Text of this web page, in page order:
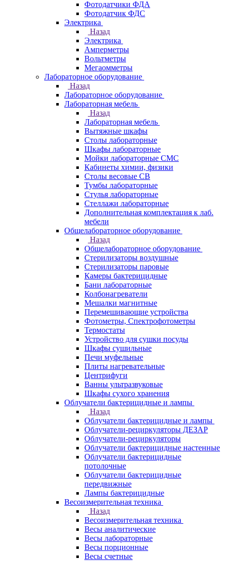
Фотодатчики ФДА
Фотодатчик ФДС
Электрика
Назад
Электрика
Амперметры
Вольтметры
Мегаомметры
Лабораторное оборудование
Назад
Лабораторное оборудование
Лабораторная мебель
Назад
Лабораторная мебель
Вытяжные шкафы
Столы лабораторные
Шкафы лабораторные
Мойки лабораторные СМС
Кабинеты химии, физики
Столы весовые СВ
Тумбы лабораторные
Стулья лабораторные
Стеллажи лабораторные
Дополнительная комплектация к лаб.
мебели
Общелабораторное оборудование
Назад
Общелабораторное оборудование
Стерилизаторы воздушные
Стерилизаторы паровые
Камеры бактерицидные
Бани лабораторные
Колбонагреватели
Мешалки магнитные
Перемешивающие устройства
Фотометры, Спектрофотометры
Термостаты
Устройство для сушки посуды
Шкафы сушильные
Печи муфельные
Плиты нагревательные
Центрифуги
Ванны ультразвуковые
Шкафы сухого хранения
Облучатели бактерицидные и лампы
Назад
Облучатели бактерицидные и лампы
Облучатели-рециркуляторы ДЕЗАР
Облучатели-рециркуляторы
Облучатели бактерицидные настенные
Облучатели бактерицидные
потолочные
Облучатели бактерицидные
передвижные
Лампы бактерицидные
Весоизмерительная техника
Назад
Весоизмерительная техника
Весы аналитические
Весы лабораторные
Весы порционные
Весы счетные